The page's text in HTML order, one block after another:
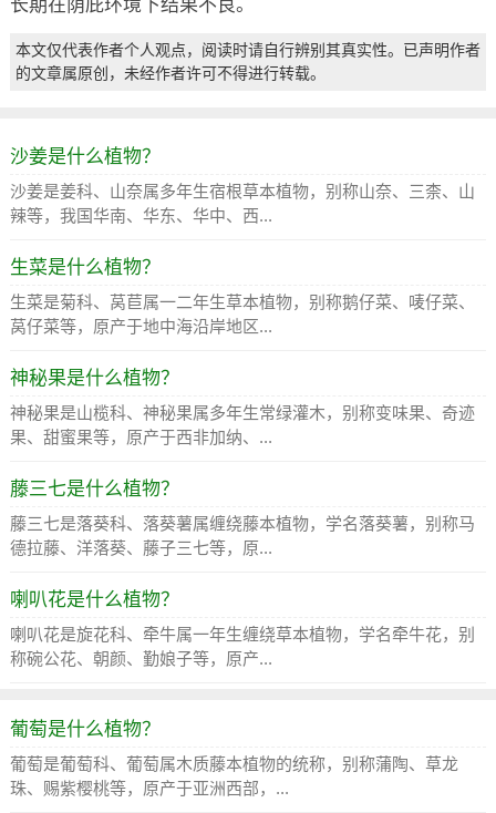
长期在荫庇环境下结果不良。
本文仅代表作者个人观点，阅读时请自行辨别其真实性。已声明作者
的文章属原创，未经作者许可不得进行转载。
沙姜是什么植物？
沙姜是姜科、山奈属多年生宿根草本植物，别称山奈、三柰、山
辣等，我国华南、华东、华中、西...
生菜是什么植物？
生菜是菊科、莴苣属一二年生草本植物，别称鹅仔菜、唛仔菜、
莴仔菜等，原产于地中海沿岸地区...
神秘果是什么植物？
神秘果是山榄科、神秘果属多年生常绿灌木，别称变味果、奇迹
果、甜蜜果等，原产于西非加纳、...
藤三七是什么植物？
藤三七是落葵科、落葵薯属缠绕藤本植物，学名落葵薯，别称马
德拉藤、洋落葵、藤子三七等，原...
喇叭花是什么植物？
喇叭花是旋花科、牵牛属一年生缠绕草本植物，学名牵牛花，别
称碗公花、朝颜、勤娘子等，原产...
葡萄是什么植物？
葡萄是葡萄科、葡萄属木质藤本植物的统称，别称蒲陶、草龙
珠、赐紫樱桃等，原产于亚洲西部，...